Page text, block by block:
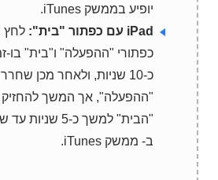
יופיע בממשק iTunes.
iPad עם כפתור "בית":
לחץ
כפתורי "ההפעלה" ו"בית" בו-
כ-10 שניות, ולאחר מכן
"ההפעלה", אך המשך
"הבית" למשך כ-5
ב- ממשק iTunes.